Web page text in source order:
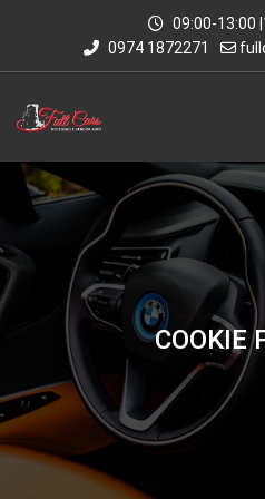
09:00-13:00
0974 1872271
COOKIE